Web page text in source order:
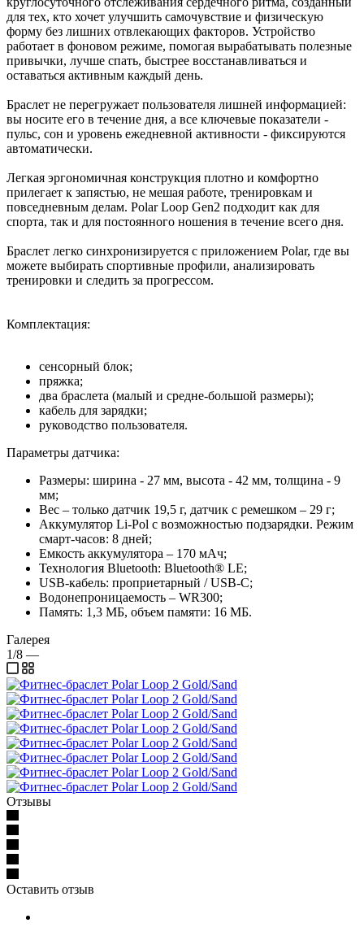
для тех, кто хочет улучшить самочувствие и физическую
форму без лишних отвлекающих факторов. Устройство
работает в фоновом режиме, помогая вырабатывать полезные
привычки, лучше спать, быстрее восстанавливаться и
оставаться активным каждый день.
Браслет не перегружает пользователя лишней информацией:
вы носите его в течение дня, а все ключевые показатели -
пульс, сон и уровень ежедневной активности - фиксируются
автоматически.
Легкая эргономичная конструкция плотно и комфортно
прилегает к запястью, не мешая работе, тренировкам и
повседневным делам. Polar Loop Gen2 подходит как для
спорта, так и для постоянного ношения в течение всего дня.
Браслет легко синхронизируется с приложением Polar, где вы
можете выбирать спортивные профили, анализировать
тренировки и следить за прогрессом.
Комплектация:
сенсорный блок;
пряжка;
два браслета (малый и средне-большой размеры);
кабель для зарядки;
руководство пользователя.
Параметры датчика:
Размеры: ширина - 27 мм, высота - 42 мм, толщина - 9
мм;
Вес – только датчик 19,5 г, датчик с ремешком – 29 г;
Аккумулятор Li-Pol с возможностью подзарядки. Режим
смарт-часов: 8 дней;
Емкость аккумулятора – 170 мАч;
Технология Bluetooth: Bluetooth® LE;
USB-кабель: проприетарный / USB-C;
Водонепроницаемость – WR300;
Память: 1,3 МБ, объем памяти: 16 МБ.
Галерея
1/8 —
Отзывы
Оставить отзыв